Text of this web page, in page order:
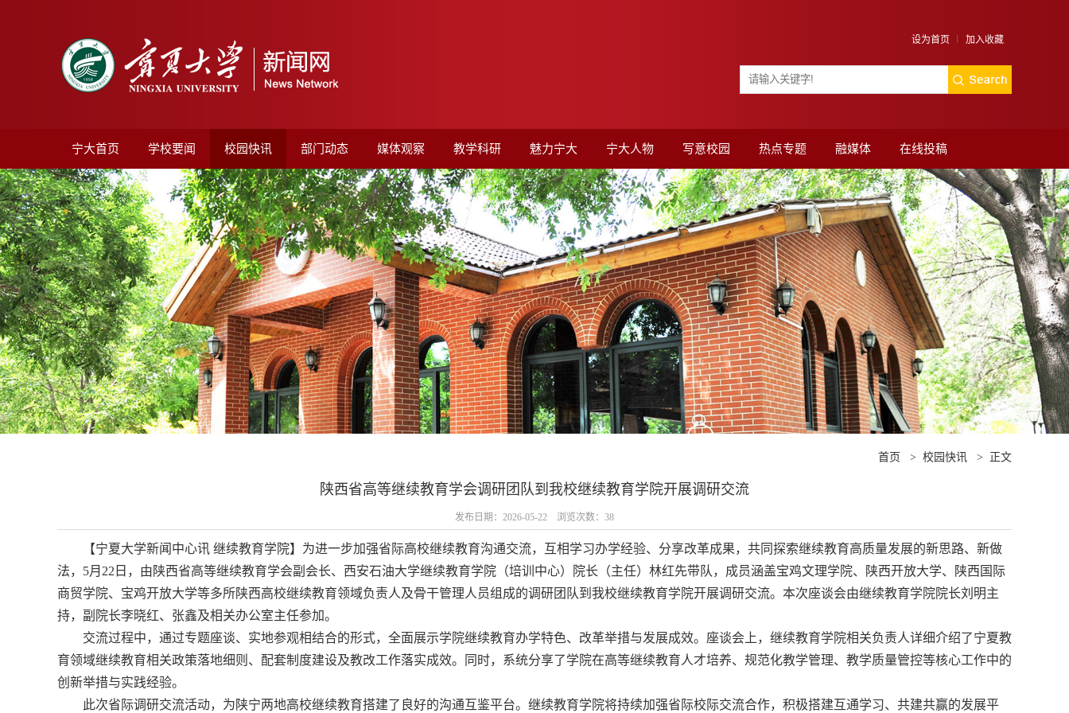
设为首页 加入收藏
宁大首页 学校要闻 校园快讯 部门动态 媒体观察 教学科研 魅力宁大 宁大人物 写意校园 热点专题 融媒体 在线投稿
首页 > 校园快讯 > 正文
陕西省高等继续教育学会调研团队到我校继续教育学院开展调研交流
发布日期：2026-05-22 浏览次数： 38
【宁夏大学新闻中心讯 继续教育学院】为进一步加强省际高校继续教育沟通交流，互相学习办学经验、分享改革成果，共同探索继续教育高质量发展的新思路、新做
法，5月22日，由陕西省高等继续教育学会副会长、西安石油大学继续教育学院（培训中心）院长（主任）林红先带队，成员涵盖宝鸡文理学院、陕西开放大学、陕西国际
商贸学院、宝鸡开放大学等多所陕西高校继续教育领域负责人及骨干管理人员组成的调研团队到我校继续教育学院开展调研交流。本次座谈会由继续教育学院院长刘明主
持，副院长李晓红、张鑫及相关办公室主任参加。
交流过程中，通过专题座谈、实地参观相结合的形式，全面展示学院继续教育办学特色、改革举措与发展成效。座谈会上，继续教育学院相关负责人详细介绍了宁夏教
育领域继续教育相关政策落地细则、配套制度建设及教改工作落实成效。同时，系统分享了学院在高等继续教育人才培养、规范化教学管理、教学质量管控等核心工作中的
创新举措与实践经验。
此次省际调研交流活动，为陕宁两地高校继续教育搭建了良好的沟通互鉴平台。继续教育学院将持续加强省际校际交流合作，积极搭建互通学习、共建共赢的发展平